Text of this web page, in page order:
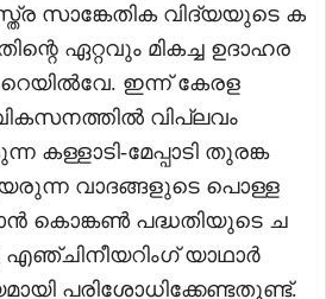
സാങ്കേതിക വിദ്യയുടെ ക
ഏറ്റവും മികച്ച ഉദാഹര
ഇന്ന് കേരള
വിപ്ലവം
കള്ളാടി-മേപ്പാടി തുരങ്ക
വാദങ്ങളുടെ പൊള്ള
കൊങ്കൺ പദ്ധതിയുടെ ച
എഞ്ചിനീയറിംഗ് യാഥാർ
പരിശോധിക്കേണ്ടതുണ്ട്.